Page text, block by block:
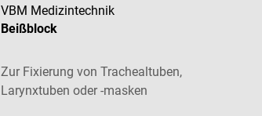
VBM Medizintechnik
Beißblock
Zur Fixierung von Trachealtuben,
Larynxtuben oder -masken